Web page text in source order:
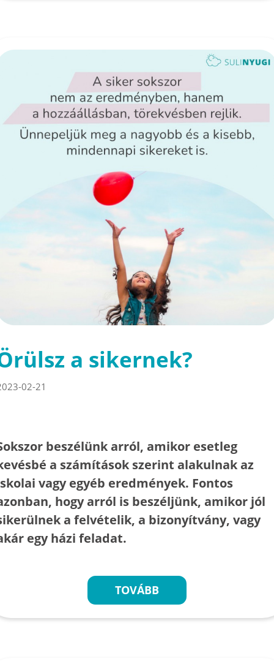
a sikernek?
02-21
beszélünk arról, amikor esetleg
a számítások szerint alakulnak az
vagy egyéb eredmények. Fontos
hogy arról is beszéljünk, amikor jól
a felvételik, a bizonyítvány, vagy
egy házi feladat.
TOVÁBB